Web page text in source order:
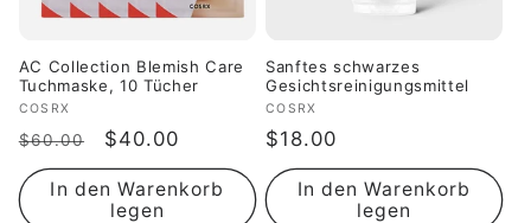
AC Collection Blemish Care
Tuchmaske, 10 Tücher
Anbieter:
COSRX
Normaler
Preis
$60.00 Verkaufspreis
$40.00
In den Warenkorb
legen
Sanftes schwarzes
Gesichtsreinigungsmittel
Anbieter:
COSRX
Normaler
Preis
$18.00
In den Warenkorb
legen